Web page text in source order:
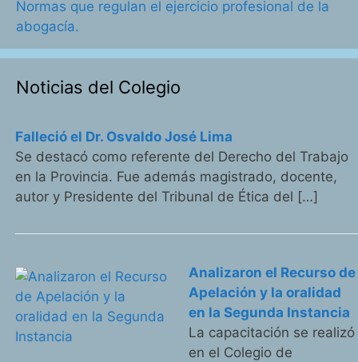
Normas que regulan el ejercicio profesional de la
abogacía.
Noticias del Colegio
Falleció el Dr. Osvaldo José Lima
Se destacó como referente del Derecho del Trabajo
en la Provincia. Fue además magistrado, docente,
autor y Presidente del Tribunal de Ética del […]
Analizaron el Recurso de
Apelación y la oralidad
en la Segunda Instancia
La capacitación se realizó
en el Colegio de